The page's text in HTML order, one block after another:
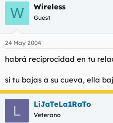
W Wireless
Guest
24 May 2004
habrá reciprocidad en tu
si tu bajas a su cueva, ella
L LiJaTeLa1RaTo
Veterano